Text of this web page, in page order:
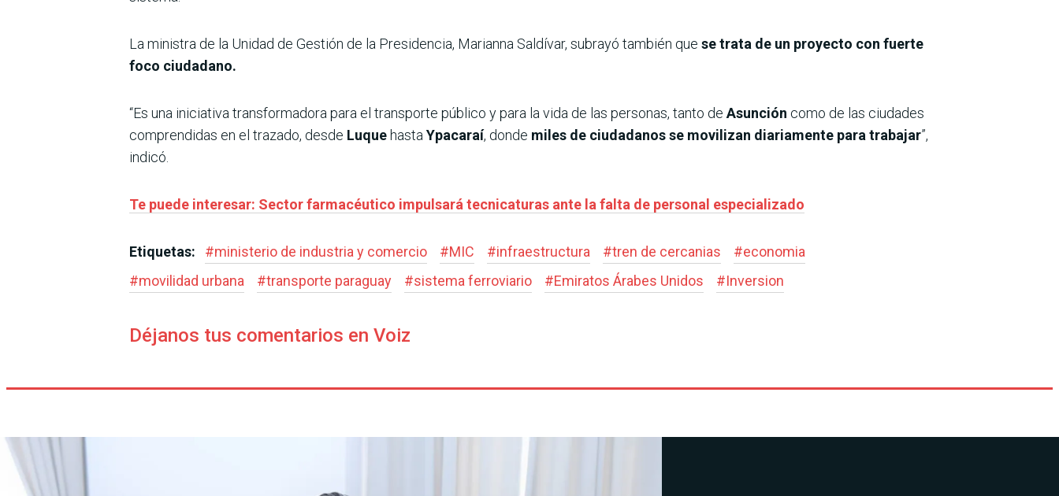
La ministra de la Unidad de Gestión de la Presidencia, Marianna Saldívar, subrayó también que se trata de un proyecto con fuerte
foco ciudadano.
“Es una iniciativa transformadora para el transporte público y para la vida de las personas, tanto de Asunción como de las ciudades
comprendidas en el trazado, desde Luque hasta Ypacaraí, donde miles de ciudadanos se movilizan diariamente para trabajar”,
indicó.
Te puede interesar: Sector farmacéutico impulsará tecnicaturas ante la falta de personal especializado
Etiquetas: #ministerio de industria y comercio #MIC #infraestructura #tren de cercanias #economia
#movilidad urbana #transporte paraguay #sistema ferroviario #Emiratos Árabes Unidos #Inversion
Déjanos tus comentarios en Voiz